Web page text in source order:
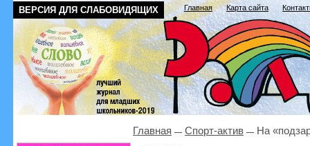
ВЕРСИЯ ДЛЯ СЛАБОВИДЯЩИХ Главная Карта сайта
Главная Спорт-актив На